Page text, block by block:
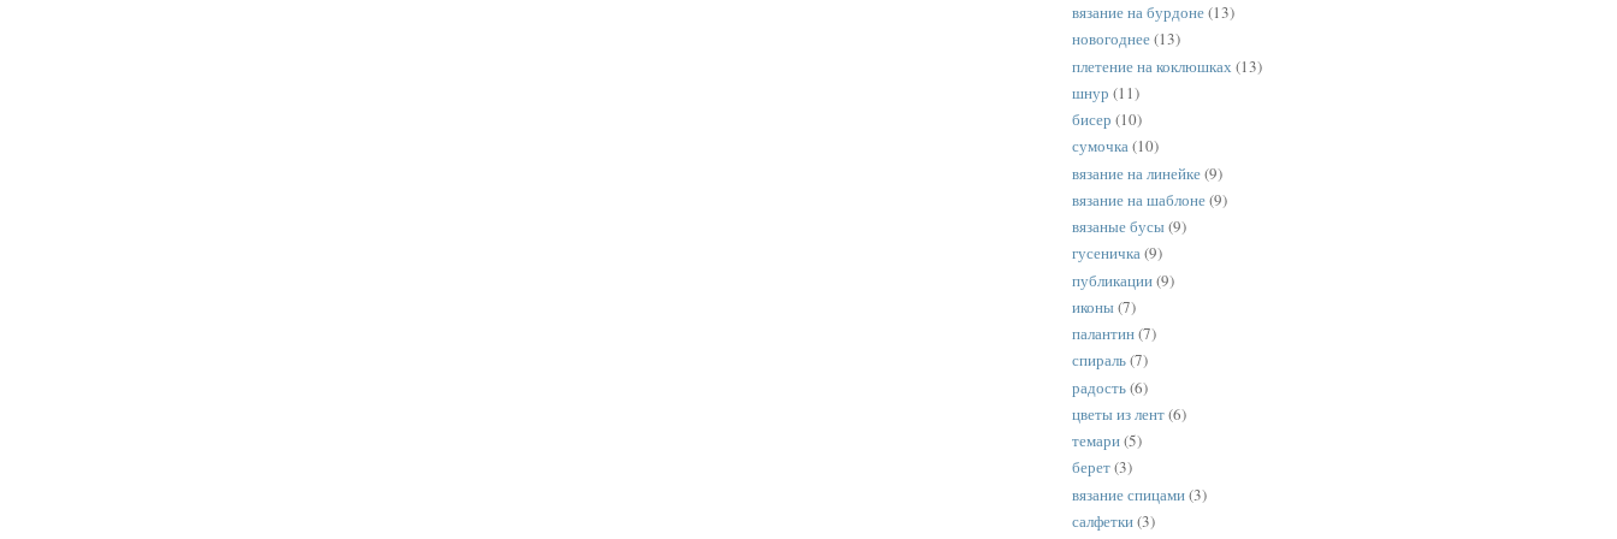
вязание на бурдоне(13)
новогоднее(13)
плетение на коклюшках(13)
шнур (11)
бисер (10)
сумочка(10)
вязание на линейке(9)
вязание на шаблоне(9)
вязаные бусы(9)
гусеничка(9)
публикации(9)
иконы(7)
палантин(7)
спираль(7)
радость(6)
цветы из лент(6)
темари(5)
берет(3)
вязание спицами(3)
салфетки(3)